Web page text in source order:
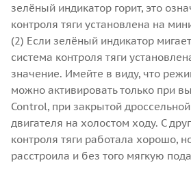
зелёный индикатор горит, это
контроля тяги установлена на
(2) Если зелёный индикатор
система контроля тяги
значение. Имейте в виду, что
можно активировать только при
Control, при закрытой
двигателя на холостом ходу. С
контроля тяги работала хорошо,
расстроила и без того мягкую